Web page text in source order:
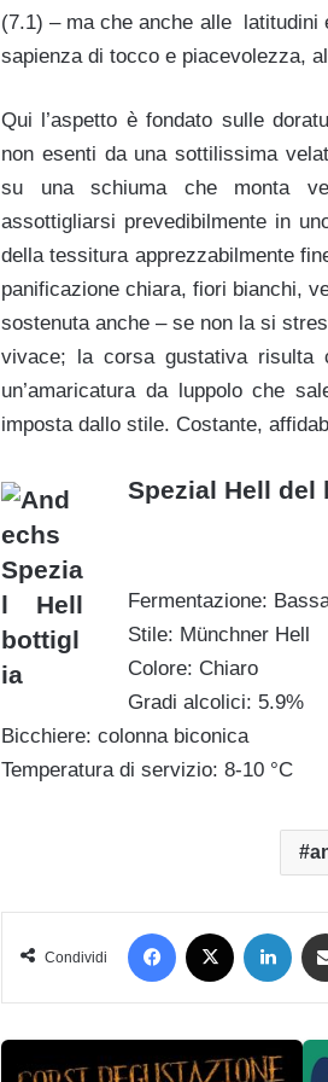
(7.1) – ma che anche alle latitudini
sapienza di tocco e piacevolezza,
Qui l’aspetto è fondato sulle
non esenti da una sottilissima
su una schiuma che monta
assottigliarsi prevedibilmente in
della tessitura apprezzabilmente
panificazione chiara, fiori bianchi,
sostenuta anche – se non la si
vivace; la corsa gustativa risulta
un’amaricatura da luppolo che
imposta dallo stile. Costante,
Spezial Hell
Fermentazione:
Stile: Münchner Hell
Colore: Chiaro
Gradi alcolici: 5.9%
Bicchiere: colonna biconica
Temperatura di servizio: 8-10 °C
Condividi
Facebook